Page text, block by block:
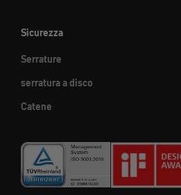
Sicurezza
Serrature
serratura a disco
Catene